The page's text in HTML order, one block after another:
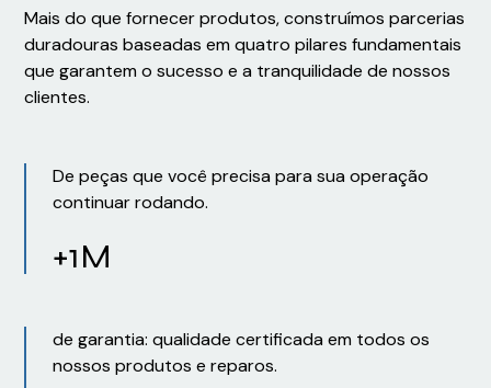
Mais do que fornecer produtos, construímos parcerias
duradouras baseadas em quatro pilares fundamentais
que garantem o sucesso e a tranquilidade de nossos
clientes.
De peças que você precisa para sua operação
continuar rodando.
+1M
de garantia: qualidade certificada em todos os
nossos produtos e reparos.